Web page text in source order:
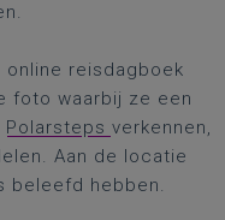
online reisdagboek
foto waarbij ze een
Polarsteps verkennen,
Aan de locatie
beleefd hebben.